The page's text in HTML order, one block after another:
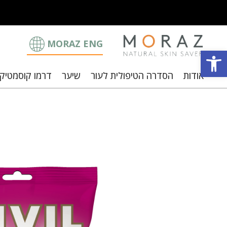
פתח סרגל נגישות
MORAZ ENG
אודות הסדרה הטיפולית לעור שיער דרמו